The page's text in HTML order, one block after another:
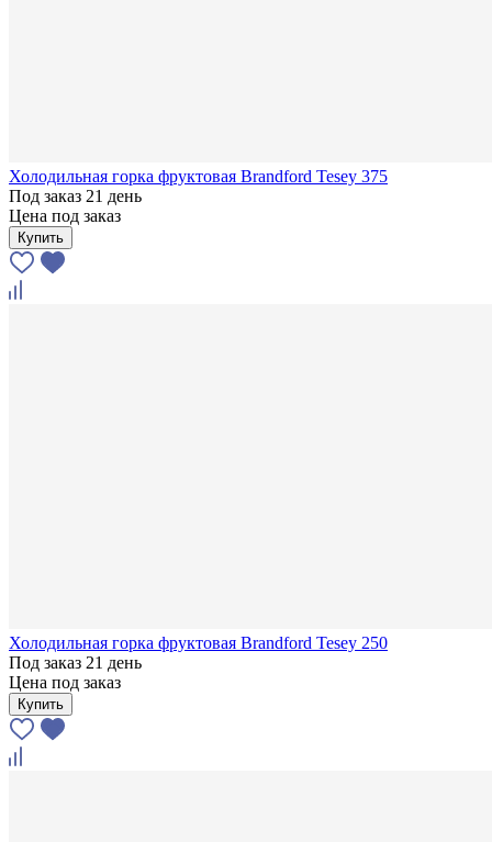
Холодильная горка фруктовая Brandford Tesey 375
Под заказ 21 день
Цена под заказ
Купить
Холодильная горка фруктовая Brandford Tesey 250
Под заказ 21 день
Цена под заказ
Купить